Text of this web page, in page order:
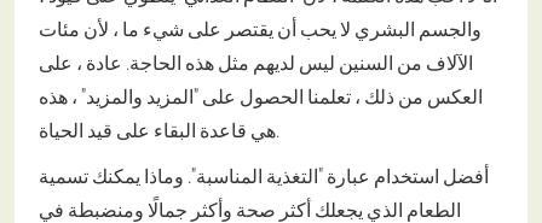
والجسم البشري لا يحب أن يقتصر على شيء ما ، لأن مئات
الآلاف من السنين ليس لديهم مثل هذه الحاجة. عادة ، على
العكس من ذلك ، تعلمنا الحصول على "المزيد والمزيد" ، هذه
هي قاعدة البقاء على قيد الحياة.
أفضل استخدام عبارة "التغذية المناسبة". وماذا يمكنك تسمية
الطعام الذي يجعلك أكثر صحة وأكثر جمالًا ومنضبطة في